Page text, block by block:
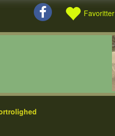
Favoritter